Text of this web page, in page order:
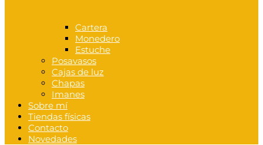
Cartera
Monedero
Estuche
Posavasos
Cajas de luz
Chapas
Imanes
Sobre mí
Tiendas físicas
Contacto
Novedades